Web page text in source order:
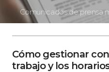
Comunicados de prensa
Cómo gestionar
trabajo y los